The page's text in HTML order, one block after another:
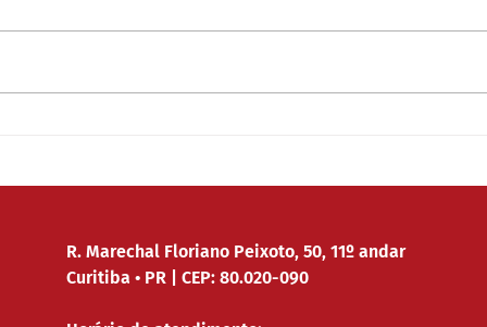
judiciais do Escritório Passos &
R. Marechal Floriano Peixoto, 50, 11º andar
Curitiba • PR | CEP: 80.020-090